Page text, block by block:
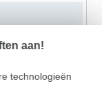
aan!
technologieën